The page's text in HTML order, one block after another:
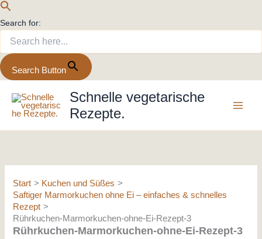
Search for:
Search Button
Inhalt
springen
Schnelle vegetarische
Rezepte.
Start
Kuchen und Süßes
Saftiger Marmorkuchen ohne Ei – einfaches & schnelles
Rezept
Rührkuchen-Marmorkuchen-ohne-Ei-Rezept-3
Rührkuchen-Marmorkuchen-ohne-Ei-Rezept-3